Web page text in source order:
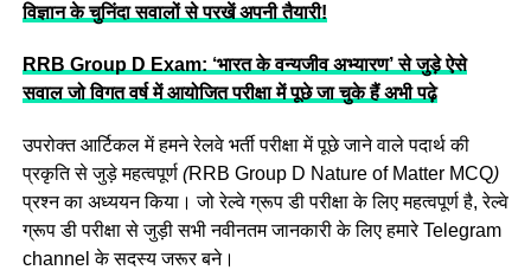
विज्ञान के चुनिंदा सवालों से परखें अपनी तैयारी!
RRB Group D Exam: ‘भारत के वन्यजीव अभ्यारण’ से जुड़े ऐसे
सवाल जो विगत वर्ष में आयोजित परीक्षा में पूछे जा चुके हैं अभी पढ़े
उपरोक्त आर्टिकल में हमने रेलवे भर्ती परीक्षा में पूछे जाने वाले पदार्थ की
प्रकृति से जुड़े महत्वपूर्ण (RRB Group D Nature of Matter MCQ)
प्रश्न का अध्ययन किया। जो रेल्वे ग्रूप डी परीक्षा के लिए महत्वपूर्ण है, रेल्वे
ग्रूप डी परीक्षा से जुड़ी सभी नवीनतम जानकारी के लिए हमारे Telegram
channel के सदस्य जरूर बने।